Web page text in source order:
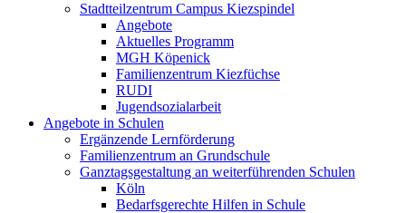
Stadtteilzentrum Campus Kiezspindel
Angebote
Aktuelles Programm
MGH Köpenick
Familienzentrum Kiezfüchse
RUDI
Jugendsozialarbeit
Angebote in Schulen
Ergänzende Lernförderung
Familienzentrum an Grundschule
Ganztagsgestaltung an weiterführenden Schulen
Köln
Bedarfsgerechte Hilfen in Schule